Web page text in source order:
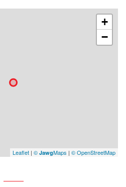
+
−
Leaflet | © JawgMaps | © OpenStreetMap